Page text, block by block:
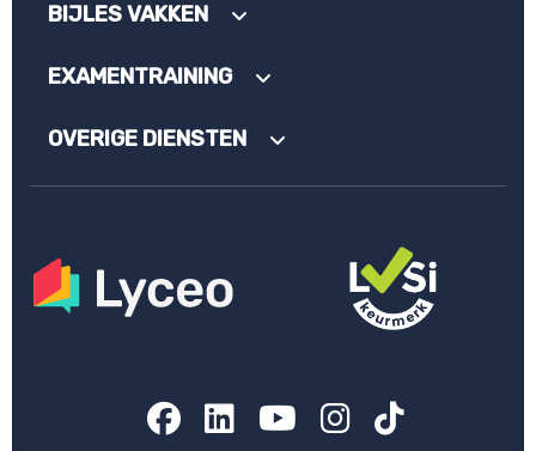
BIJLES VAKKEN
EXAMENTRAINING
OVERIGE DIENSTEN
Facebook
LinkedIn
YouTube
Instagram
TikTok